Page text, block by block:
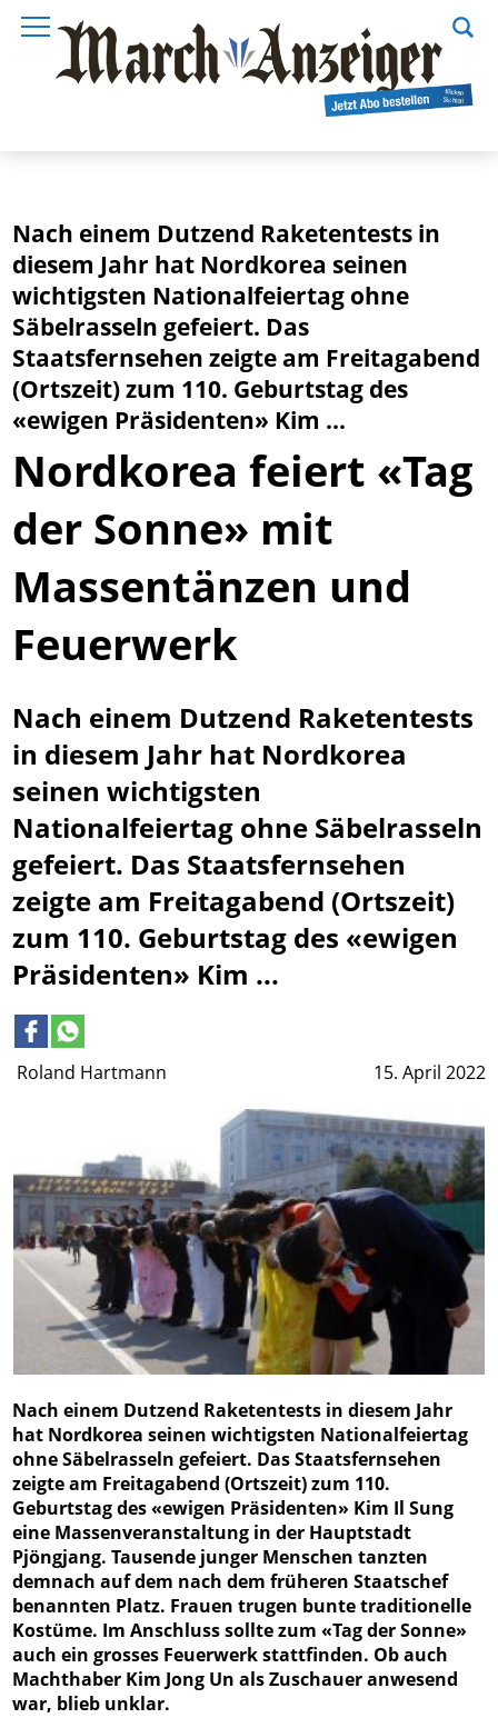
Roland Hartmann 15. April 2022
Nach einem Dutzend Raketentests in
diesem Jahr hat Nordkorea seinen
wichtigsten Nationalfeiertag ohne
Säbelrasseln gefeiert. Das
Staatsfernsehen zeigte am Freitagabend
(Ortszeit) zum 110. Geburtstag des
«ewigen Präsidenten» Kim ...
Nordkorea feiert «Tag
der Sonne» mit
Massentänzen und
Feuerwerk
Nach einem Dutzend Raketentests
in diesem Jahr hat Nordkorea
seinen wichtigsten
Nationalfeiertag ohne Säbelrasseln
gefeiert. Das Staatsfernsehen
zeigte am Freitagabend (Ortszeit)
zum 110. Geburtstag des «ewigen
Präsidenten» Kim ...
Nach einem Dutzend Raketentests in diesem Jahr
hat Nordkorea seinen wichtigsten Nationalfeiertag
ohne Säbelrasseln gefeiert. Das Staatsfernsehen
zeigte am Freitagabend (Ortszeit) zum 110.
Geburtstag des «ewigen Präsidenten» Kim Il Sung
eine Massenveranstaltung in der Hauptstadt
Pjöngjang. Tausende junger Menschen tanzten
demnach auf dem nach dem früheren Staatschef
benannten Platz. Frauen trugen bunte traditionelle
Kostüme. Im Anschluss sollte zum «Tag der Sonne»
auch ein grosses Feuerwerk stattfinden. Ob auch
Machthaber Kim Jong Un als Zuschauer anwesend
war, blieb unklar.